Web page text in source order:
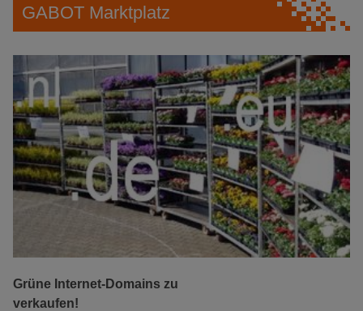
GABOT Marktplatz
Grüne Internet-Domains zu
verkaufen!